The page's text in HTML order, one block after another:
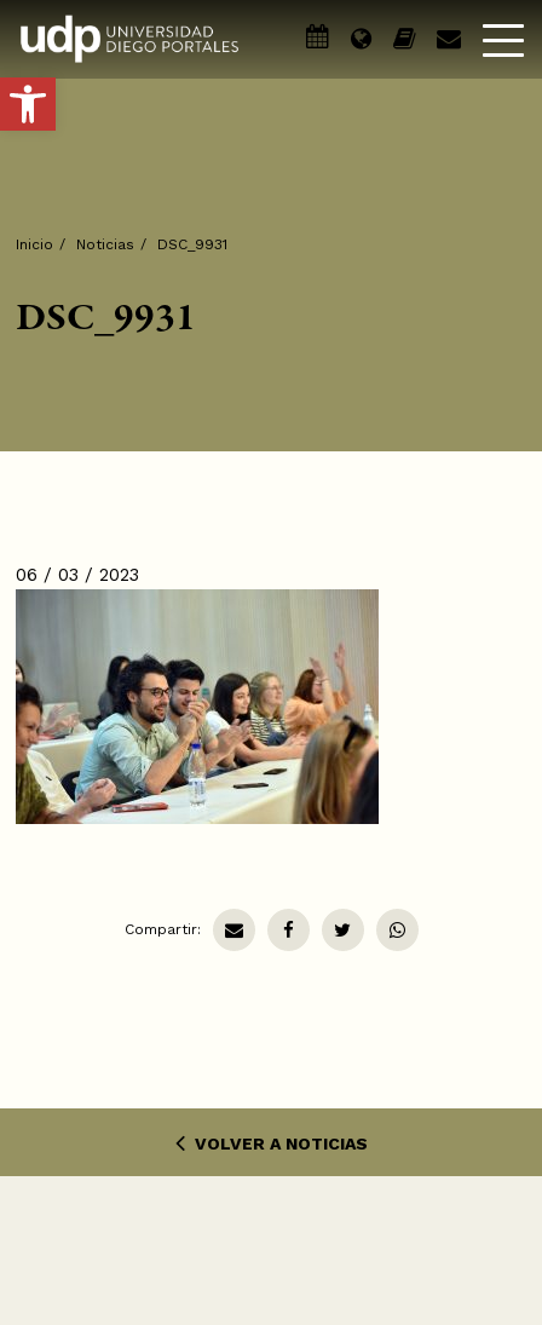
Abrir barra de herramientas
Inicio / Noticias / DSC_9931
DSC_9931
06 / 03 / 2023
Compartir:
VOLVER A NOTICIAS